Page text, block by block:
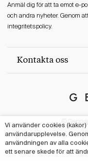
Anmäl dig för att ta emot e-
och andra nyheter. Genom
integritetspolicy.
Kontakta oss
©
Vi använder cookies
användarupplevelse.
användningen av alla
ett senare skede för att